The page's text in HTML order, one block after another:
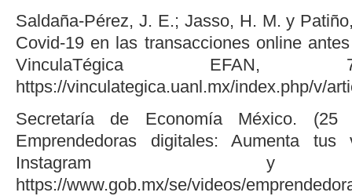
Saldaña-Pérez, J. E.; Jasso, H. M. y
Covid-19 en las transacciones online
VinculaTégica EFAN,
https://vinculategica.uanl.mx/index.php/v/
Secretaría de Economía México.
Emprendedoras digitales: Aumenta tus
Instagram y
https://www.gob.mx/se/videos/